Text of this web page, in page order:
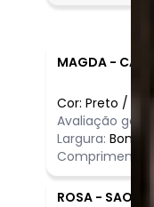
fevereiro/2026
MAGDA -
Cor: Preto /
Avaliação geral
Largura: Bom
Comprimento:
ROSA - SAO